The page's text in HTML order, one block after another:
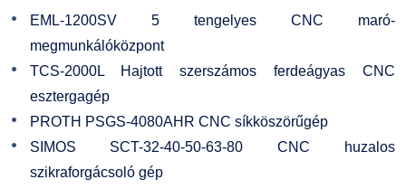
Fordítási Szolgáltatások
DUE Hallgatói laptop használati segédlet
TDK/Tehetségnap
Képzési Életpályamodell
EML-1200SV 5 tengelyes CNC maró-
megmunkálóközpont
TCS-2000L Hajtott szerszámos ferdeágyas CNC
esztergagép
PROTH PSGS-4080AHR CNC síkköszörűgép
SIMOS SCT-32-40-50-63-80 CNC huzalos
szikraforgácsoló gép